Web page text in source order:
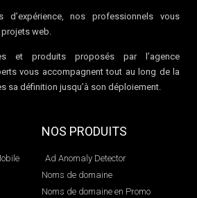
d’expérience, nos professionnels vous
web.
et produits proposés par l’agence
vous accompagnent tout au long de la
sa définition jusqu’à son déploiement.
NOS PRODUITS
Ad Anomaly Detector
Noms de domaine
Noms de domaine en Promo